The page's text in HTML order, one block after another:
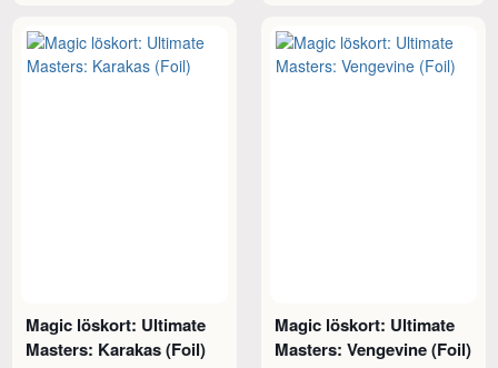
Magic löskort: Ultimate
Masters: Karakas (Foil)
Magic löskort: Ultimate
Masters: Vengevine (Foil)